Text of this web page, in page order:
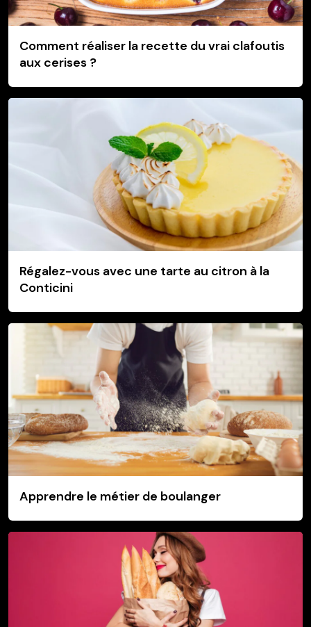
Comment réaliser la recette du vrai clafoutis
aux cerises ?
Régalez-vous avec une tarte au citron à la
Conticini
Apprendre le métier de boulanger